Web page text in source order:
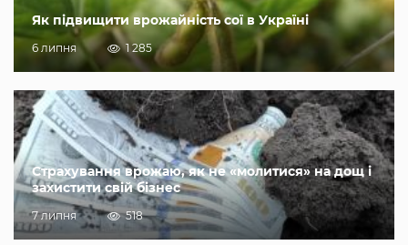
Як підвищити врожайність сої в Україні
6 липня 1 285
Страхування врожаю, як не «молитися» на дощ і
захистити свій бізнес
7 липня 518